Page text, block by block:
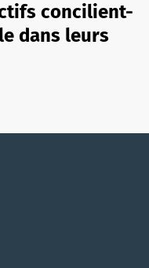
concilient-
dans leurs